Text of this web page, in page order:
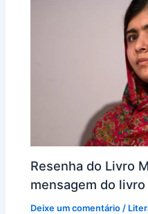
Resenha do Livro
mensagem do
Deixe um comentário /